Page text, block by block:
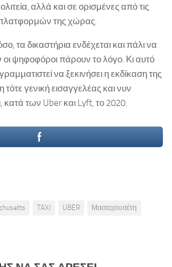
αλλά και σε ορισμένες από τις
πλατφορμών της χώρας.
τα δικαστήρια ενδέχεται και πάλι να
οι ψηφοφόροι πάρουν το λόγο. Κι αυτό
να ξεκινήσει η εκδίκαση της
γενική εισαγγελέας και νυν
κατά των Uber και Lyft, το 2020.
TAXI UBER
Μασαχουσέτη